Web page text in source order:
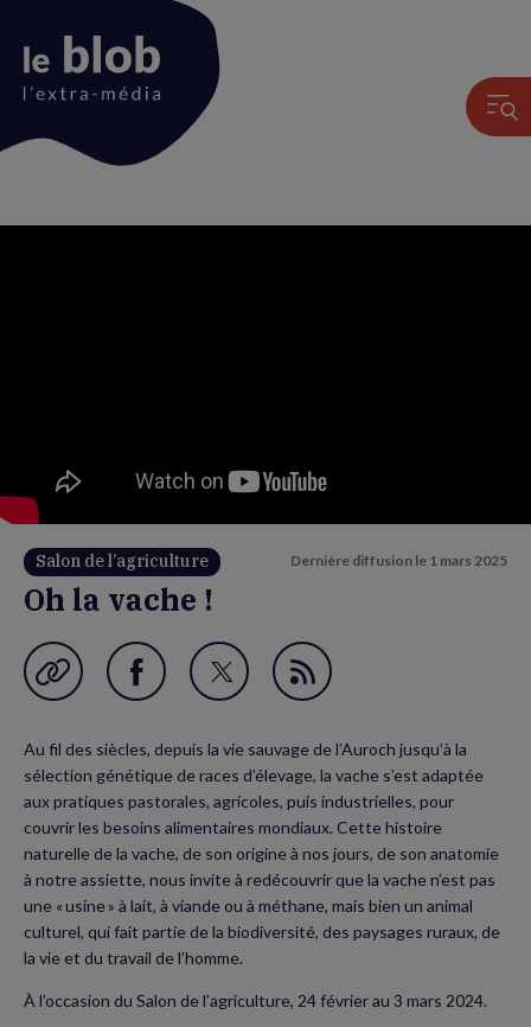
Salon de l’agriculture Dernière diffusion le 1 mars 2025
Oh la vache !
Garder en favori
Partager
Facebook
(nouvelle
fenêtre)
Partager
Twitter
(nouvelle
fenêtre)
Flux
Au fil des siècles, depuis la vie sauvage de l’Auroch jusqu’à la
sélection génétique de races d’élevage, la vache s’est adaptée
aux pratiques pastorales, agricoles, puis industrielles, pour
couvrir les besoins alimentaires mondiaux. Cette histoire
naturelle de la vache, de son origine à nos jours, de son anatomie
à notre assiette, nous invite à redécouvrir que la vache n’est pas
une « usine » à lait, à viande ou à méthane, mais bien un animal
culturel, qui fait partie de la biodiversité, des paysages ruraux, de
la vie et du travail de l’homme.
À l’occasion du Salon de l’agriculture, 24 février au 3 mars 2024.